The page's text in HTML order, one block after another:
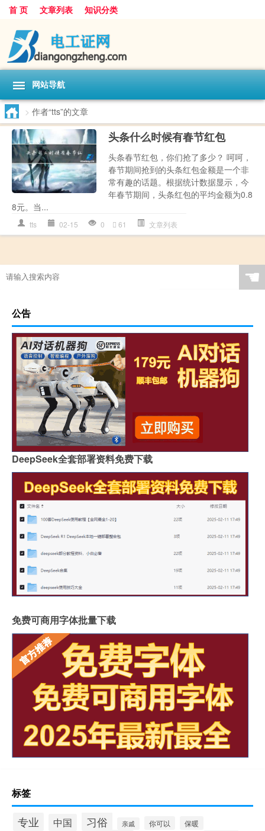
首 页 文章列表 知识分类
网站导航
> 作者“tts”的文章
头条什么时候有春节红包
头条春节红包，你们抢了多少？ 呵呵，
春节期间抢到的头条红包金额是一个非
常有趣的话题。根据统计数据显示，今
年春节期间，头条红包的平均金额为0.8
8元。当...
tts 02-15 0 61 文章列表
☚
公告
DeepSeek全套部署资料免费下载
免费可商用字体批量下载
标签
专业 中国 习俗 亲戚 你可以 保暖